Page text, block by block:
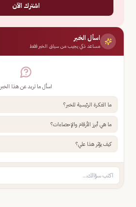
اشترك الآن
اسأل الخبر
مساعد ذكي يجيب من سياق الخبر فقط
اسأل ما تريد عن هذا الخبر
ما الفكرة الرئيسية للخبر؟
ما هي أبرز الأرقام والإحصاءات؟
كيف يؤثر هذا علي؟